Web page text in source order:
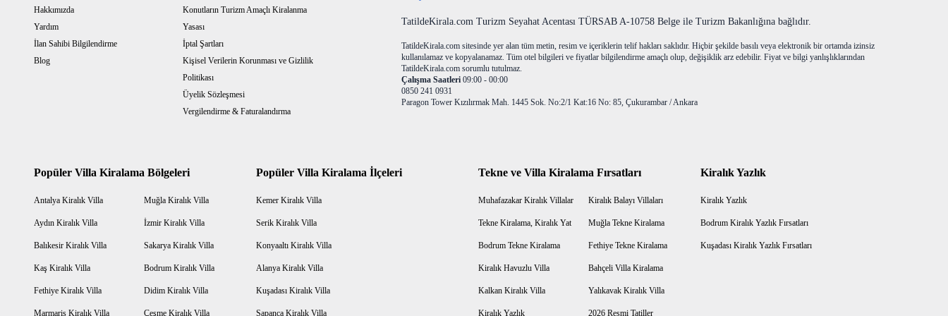
Otogar 2 km
Hakkımızda
Yardım
İlan Sahibi Bilgilendirme
Blog
Konutların Turizm Amaçlı Kiralanma
Yasası
İptal Şartları
Kişisel Verilerin Korunması ve Gizlilik
Politikası
Üyelik Sözleşmesi
Vergilendirme & Faturalandırma
TatildeKirala.com Turizm Seyahat Acentası TÜRSAB A-10758 Belge ile Turizm Bakanlığına bağlıdır.
TatildeKirala.com sitesinde yer alan tüm metin, resim ve içeriklerin telif hakları saklıdır. Hiçbir şekilde basılı veya elektronik bir ortamda izinsiz
kullanılamaz ve kopyalanamaz. Tüm otel bilgileri ve fiyatlar bilgilendirme amaçlı olup, değişiklik arz edebilir. Fiyat ve bilgi yanlışlıklarından
TatildeKirala.com sorumlu tutulmaz.
Çalışma Saatleri 09:00 - 00:00
0850 241 0931
Paragon Tower Kızılırmak Mah. 1445 Sok. No:2/1 Kat:16 No: 85, Çukurambar / Ankara
Popüler Villa Kiralama Bölgeleri
Antalya Kiralık Villa Muğla Kiralık Villa
Aydın Kiralık Villa İzmir Kiralık Villa
Balıkesir Kiralık Villa Sakarya Kiralık Villa
Kaş Kiralık Villa Bodrum Kiralık Villa
Fethiye Kiralık Villa Didim Kiralık Villa
Marmaris Kiralık Villa Çeşme Kiralık Villa
Popüler Villa Kiralama İlçeleri
Kemer Kiralık Villa
Serik Kiralık Villa
Konyaaltı Kiralık Villa
Alanya Kiralık Villa
Kuşadası Kiralık Villa
Sapanca Kiralık Villa
Tekne ve Villa Kiralama Fırsatları
Muhafazakar Kiralık Villalar Kiralık Balayı Villaları
Tekne Kiralama, Kiralık Yat Muğla Tekne Kiralama
Bodrum Tekne Kiralama Fethiye Tekne Kiralama
Kiralık Havuzlu Villa Bahçeli Villa Kiralama
Kalkan Kiralık Villa Yalıkavak Kiralık Villa
Kiralık Yazlık 2026 Resmi Tatiller
Kiralık Yazlık
Kiralık Yazlık
Bodrum Kiralık Yazlık Fırsatları
Kuşadası Kiralık Yazlık Fırsatları